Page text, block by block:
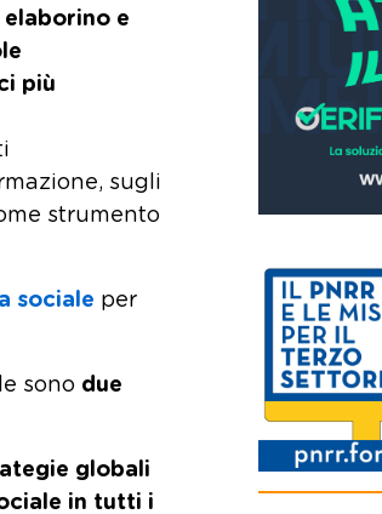
e
più
sugli
strumento
sociale per
sono due
globali
in tutti i